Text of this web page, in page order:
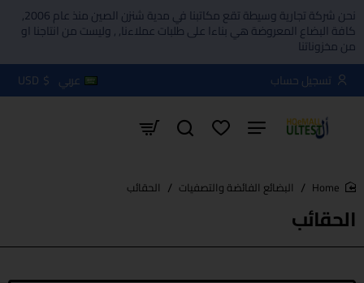
نحن شركة تجارية وسيطة تقع مكاتبنا في مدية شنزن الصين منذ عام 2006,
كافة البضاع المعروضة هي بناءا على طلبات عملاءنا, , وليست من انتاجنا او
من مخزوناتنا
تسجيل حساب
عربي $
USD
الحقائب
البضائع الفائضة والتصفيات الحقائب